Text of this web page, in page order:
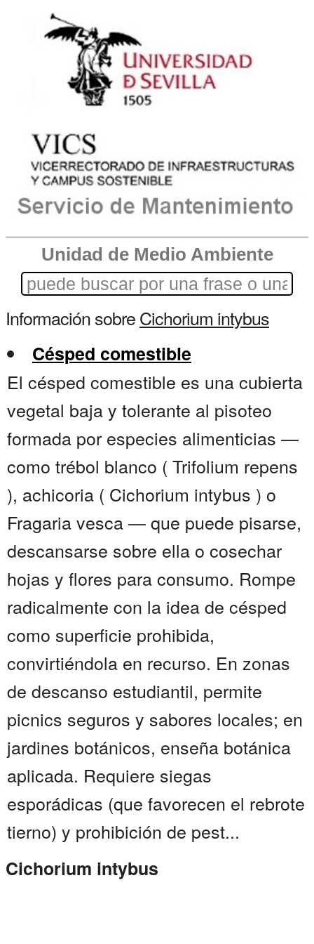
Unidad de Medio Ambiente
Información sobreCichorium intybus
Césped comestible
El césped comestible es una cubierta
vegetal baja y tolerante al pisoteo
formada por especies alimenticias —
como trébol blanco ( Trifolium repens
), achicoria ( Cichorium intybus ) o
Fragaria vesca — que puede pisarse,
descansarse sobre ella o cosechar
hojas y flores para consumo. Rompe
radicalmente con la idea de césped
como superficie prohibida,
convirtiéndola en recurso. En zonas
de descanso estudiantil, permite
picnics seguros y sabores locales; en
jardines botánicos, enseña botánica
aplicada. Requiere siegas
esporádicas (que favorecen el rebrote
tierno) y prohibición de pest...
Cichorium intybus